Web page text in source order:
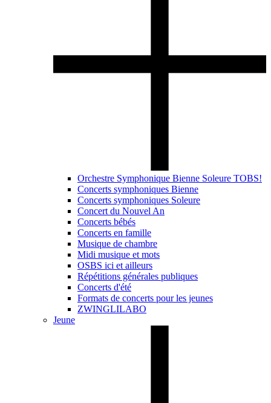
Orchestre Symphonique Bienne Soleure TOBS!
Concerts symphoniques Bienne
Concerts symphoniques Soleure
Concert du Nouvel An
Concerts bébés
Concerts en famille
Musique de chambre
Midi musique et mots
OSBS ici et ailleurs
Répétitions générales publiques
Concerts d'été
Formats de concerts pour les jeunes
ZWINGLILABO
Jeune